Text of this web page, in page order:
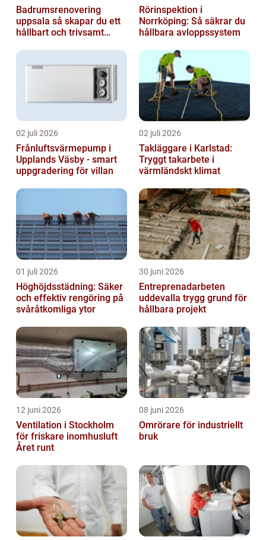
Badrumsrenovering
uppsala så skapar du ett
hållbart och trivsamt
Rörinspektion i
Norrköping: Så säkrar du
hållbara avloppssystem
02 juli 2026
Frånluftsvärmepump i
Upplands Väsby - smart
uppgradering för villan
02 juli 2026
Takläggare i Karlstad:
Tryggt takarbete i
värmländskt klimat
01 juli 2026
Höghöjdsstädning: Säker
och effektiv rengöring på
svåråtkomliga ytor
30 juni 2026
Entreprenadarbeten
uddevalla trygg grund för
hållbara projekt
12 juni 2026
Ventilation i Stockholm
för friskare inomhusluft
Året runt
08 juni 2026
Omrörare för industriellt
bruk